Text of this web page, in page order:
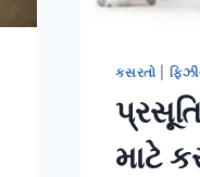
કસરતો
માટે